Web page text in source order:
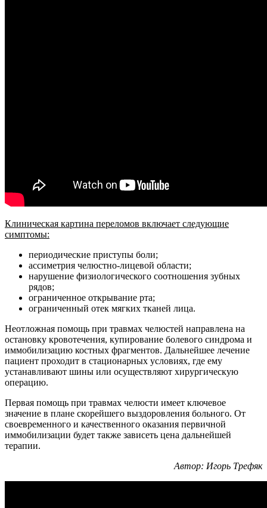
Клиническая картина переломов включает следующие
симптомы:
периодические приступы боли;
ассиметрия челюстно-лицевой области;
нарушение физиологического соотношения зубных
рядов;
ограниченное открывание рта;
ограниченный отек мягких тканей лица.
Неотложная помощь при травмах челюстей направлена на
остановку кровотечения, купирование болевого синдрома и
иммобилизацию костных фрагментов. Дальнейшее лечение
пациент проходит в стационарных условиях, где ему
устанавливают шины или осуществляют хирургическую
операцию.
Первая помощь при травмах челюсти имеет ключевое
значение в плане скорейшего выздоровления больного. От
своевременного и качественного оказания первичной
иммобилизации будет также зависеть цена дальнейшей
терапии.
Автор: Игорь Трефяк